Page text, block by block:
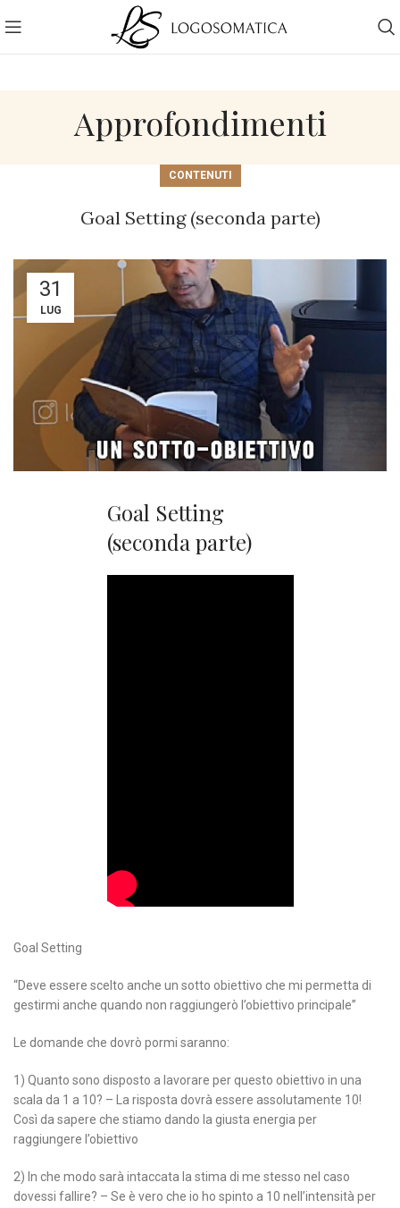
Approfondimenti
CONTENUTI
Goal Setting (seconda parte)
31
LUG
Goal Setting
(seconda parte)
Goal Setting
“Deve essere scelto anche un sotto obiettivo che mi permetta di
gestirmi anche quando non raggiungerò l’obiettivo principale”
Le domande che dovrò pormi saranno:
1) Quanto sono disposto a lavorare per questo obiettivo in una
scala da 1 a 10? – La risposta dovrà essere assolutamente 10!
Così da sapere che stiamo dando la giusta energia per
raggiungere l’obiettivo
2) In che modo sarà intaccata la stima di me stesso nel caso
dovessi fallire? – Se è vero che io ho spinto a 10 nell’intensità per